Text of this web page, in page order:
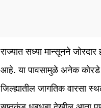
राज्यात सध्या मान्सूनने
आहे. या पावसामुळे अनेक
जिल्ह्यातील जागतिक वारसा